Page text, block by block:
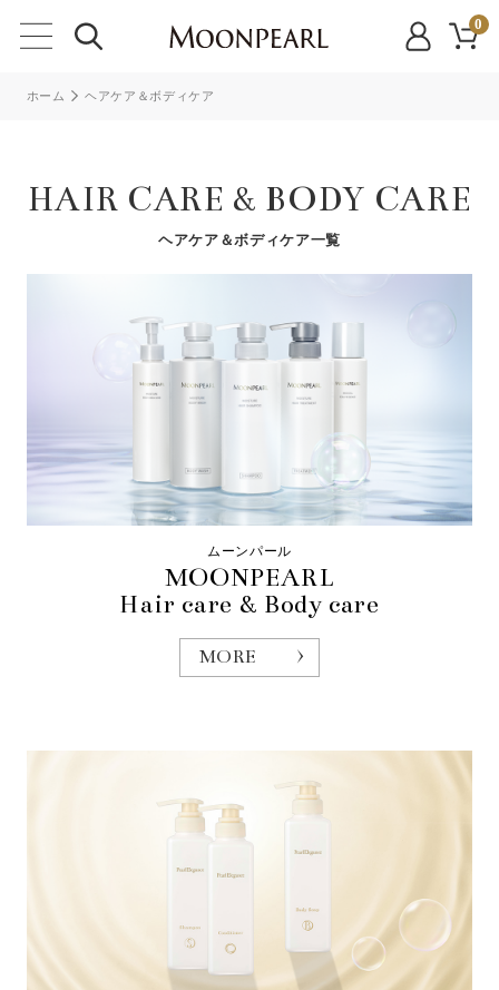
0
ホーム ヘアケア＆ボディケア
HAIR CARE & BODY CARE
ヘアケア＆ボディケア一覧
ムーンパール
MOONPEARL
Hair care & Body care
MORE